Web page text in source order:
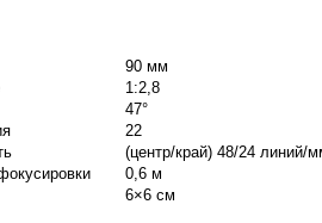
90 мм
1:2,8
47°
22
(центр/край) 48/24
0,6 м
6×6 см